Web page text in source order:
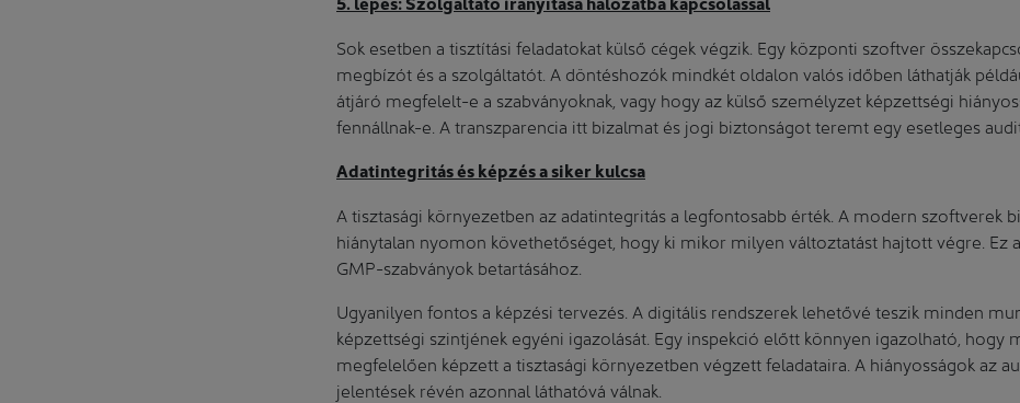
Sok esetben a tisztítási feladatokat külső cégek végzik. Egy központi szoftver
megbízót és a szolgáltatót. A döntéshozók mindkét oldalon valós időben láthatják
átjáró megfelelt-e a szabványoknak, vagy hogy az külső személyzet képzettségi
fennállnak-e. A transzparencia itt bizalmat és jogi biztonságot teremt egy esetleges
Adatintegritás és képzés a siker kulcsa
A tisztasági környezetben az adatintegritás a legfontosabb érték. A modern szoftverek
hiánytalan nyomon követhetőséget, hogy ki mikor milyen változtatást hajtott végre. Ez
GMP-szabványok betartásához.
Ugyanilyen fontos a képzési tervezés. A digitális rendszerek lehetővé teszik minden
képzettségi szintjének egyéni igazolását. Egy inspekció előtt könnyen igazolható, hogy
megfelelően képzett a tisztasági környezetben végzett feladataira. A hiányosságok az
jelentések révén azonnal láthatóvá válnak.